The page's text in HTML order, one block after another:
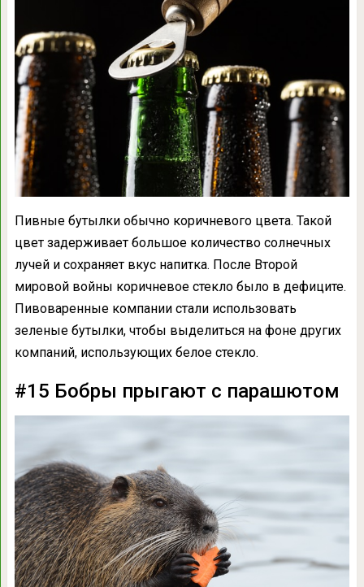
Пивные бутылки обычно коричневого цвета. Такой
цвет задерживает большое количество солнечных
лучей и сохраняет вкус напитка. После Второй
мировой войны коричневое стекло было в дефиците.
Пивоваренные компании стали использовать
зеленые бутылки, чтобы выделиться на фоне других
компаний, использующих белое стекло.
#15 Бобры прыгают с парашютом